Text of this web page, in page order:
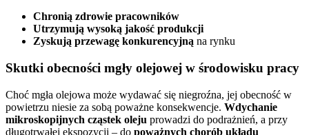
Chronią zdrowie pracowników
Utrzymują wysoką jakość produkcji
Zyskują przewagę konkurencyjną na rynku
Skutki obecności mgły olejowej w środowisku pracy
Choć mgła olejowa może wydawać się niegroźna, jej obecność w
powietrzu niesie za sobą poważne konsekwencje. Wdychanie
mikroskopijnych cząstek oleju prowadzi do podrażnień, a przy
długotrwałej ekspozycji – do poważnych chorób układu